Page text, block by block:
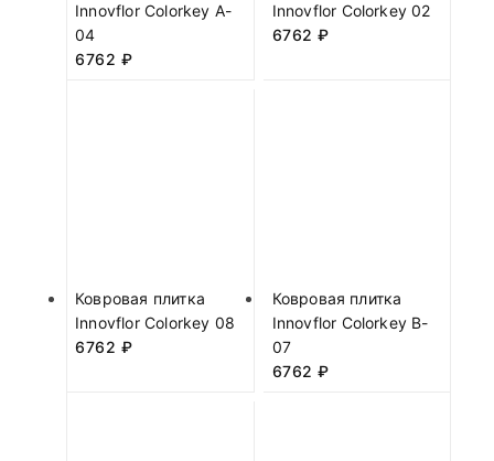
Innovflor Colorkey A-
04
6762 ₽
Innovflor Colorkey 02
6762 ₽
Ковровая плитка
Innovflor Colorkey 08
6762 ₽
Ковровая плитка
Innovflor Colorkey B-
07
6762 ₽